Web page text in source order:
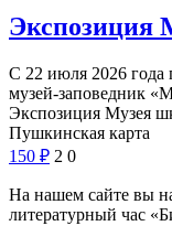
Экспозиция
С 22 июля 2026 года
музей-заповедник
Экспозиция Музея
Пушкинская карта
150 ₽ 2 0
На нашем сайте вы
литературный час